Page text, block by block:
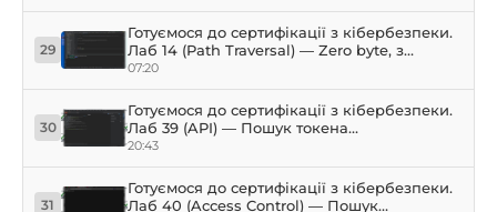
29
Готуємося до сертифікації з кібербезпеки.
Лаб 14 (Path Traversal) — Zero byte, з
консолі в Python (sys), захист від Path
Traversal
07:20
30
Готуємося до сертифікації з кібербезпеки.
Лаб 39 (API) — Пошук токена
адміністратора: Python, JS, ChatGPT
20:43
31
Готуємося до сертифікації з кібербезпеки.
Лаб 40 (Access Control) — Пошук